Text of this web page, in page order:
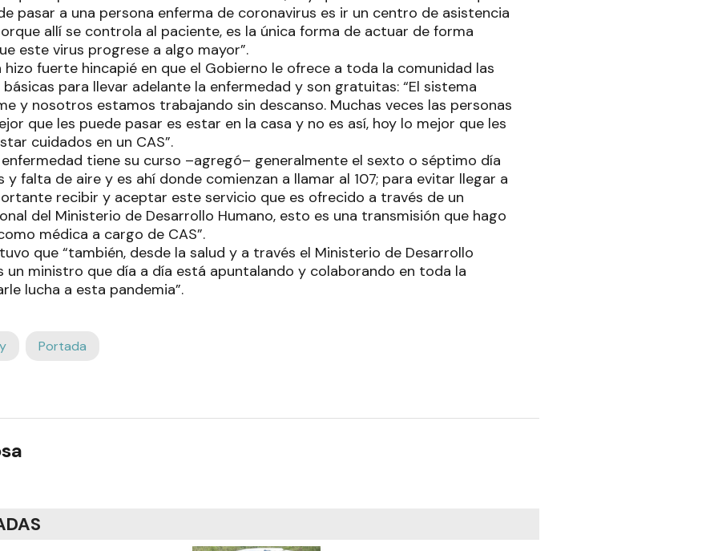
pasar a una persona enferma de coronavirus es ir un centro de asistencia
allí se controla al paciente, es la única forma de actuar de forma
este virus progrese a algo mayor”.
hizo fuerte hincapié en que el Gobierno le ofrece a toda la comunidad las
para llevar adelante la enfermedad y son gratuitas: “El sistema
y nosotros estamos trabajando sin descanso. Muchas veces las personas
que les puede pasar es estar en la casa y no es así, hoy lo mejor que les
cuidados en un CAS”.
enfermedad tiene su curso –agregó– generalmente el sexto o séptimo día
y falta de aire y es ahí donde comienzan a llamar al 107; para evitar llegar a
recibir y aceptar este servicio que es ofrecido a través de un
del Ministerio de Desarrollo Humano, esto es una transmisión que hago
médica a cargo de CAS”.
que “también, desde la salud y a través el Ministerio de Desarrollo
un ministro que día a día está apuntalando y colaborando en toda la
lucha a esta pandemia”.
Portada